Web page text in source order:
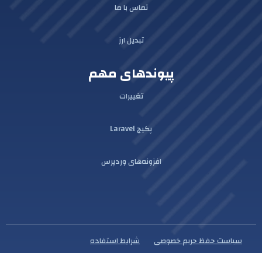
تماس با ما
تبدیل ارز
پیوندهای مهم
تغییرات
پکیج Laravel
افزونه‌های وردپرس
سیاست حفظ حریم خصوصی شرایط استفاده